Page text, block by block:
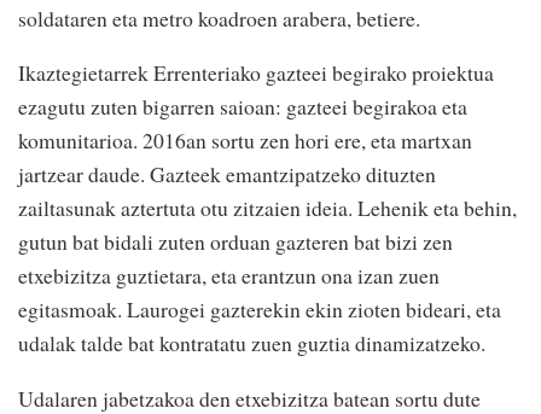
soldataren eta metro koadroen arabera, betiere.
Ikaztegietarrek Errenteriako gazteei begirako proiektua
ezagutu zuten bigarren saioan: gazteei begirakoa eta
komunitarioa. 2016an sortu zen hori ere, eta martxan
jartzear daude. Gazteek emantzipatzeko dituzten
zailtasunak aztertuta otu zitzaien ideia. Lehenik eta behin,
gutun bat bidali zuten orduan gazteren bat bizi zen
etxebizitza guztietara, eta erantzun ona izan zuen
egitasmoak. Laurogei gazterekin ekin zioten bideari, eta
udalak talde bat kontratatu zuen guztia dinamizatzeko.
Udalaren jabetzakoa den etxebizitza batean sortu dute